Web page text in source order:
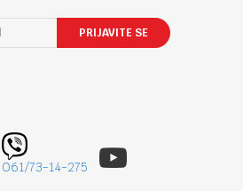
PRIJAVITE SE
061/73-14-275